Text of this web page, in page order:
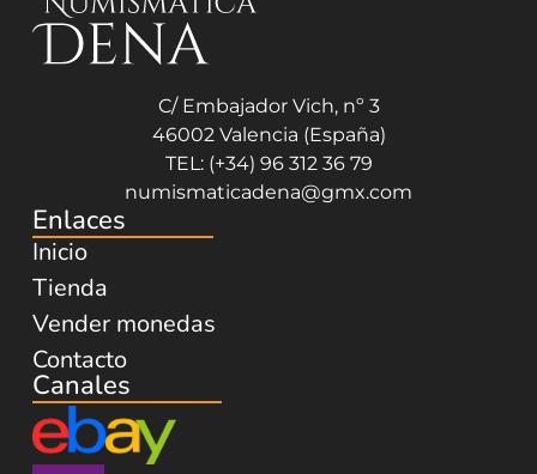
C/ Embajador Vich, nº 3
46002 Valencia (España)
TEL: (+34) 96 312 36 79
numismaticadena@gmx.com
Enlaces
Inicio
Tienda
Vender monedas
Contacto
Canales